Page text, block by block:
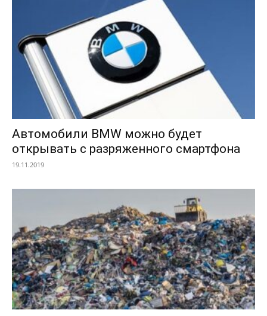
Автомобили BMW можно будет
открывать с разряженного смартфона
19.11.2019